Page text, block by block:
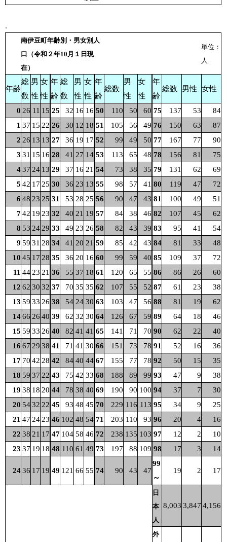
.
南伊豆町年齢別・男女別人
口（令和２年10月１日現
在）
単位：
人
年齢
総
数
男
性
女
性
年
齢
総
数
男
性
女
性
年
齢
総数
男
性
女
性
年
齢
総数 男性 女性
0 26 11 15 25 32 16 16 50 110 50 60 75 137 53
84
1 37 15 22 26 30 12 18 51 105 56 49 76 150 63
87
2 26 13 13 27 36 19 17 52 99 49 50 77 167 77
90
3 31 15 16 28 41 27 14 53 113 65 48 78 156 81
75
437 24 13 29 37 16 21 54 73 38 35 79 131 62
69
5 42 17 25 30 36 23 13 55 98 57 41 80 119 47
72
6 48 23 25 31 53 28 25 56 90 47 43 81 100 49
51
742 19 23 32 40 21 19 57 84 38 46 82 107 45
62
8 53 24 29 33 49 23 26 58 82 43 39 83 95 41
54
9 59 31 28 34 41 20 21 59 85 42 43 84 81 33
48
10 45 17 28 35 36 20 16 60 99 59 40 85 109 37
72
11 44 23 21 36 55 37 18 61 120 65 55 86 86 26
60
12 62 30 32 37 70 35 35 62 107 55 52 87 61 23
38
13 59 33 26 38 54 24 30 63 103 47 56 88 81 19
62
1466 26 40 39 62 32 30 64 126 67 59 89 64 18
46
15 59 33 26 40 82 41 41 65 141 71 70 90 62 22
40
16 67 29 38 41 71 41 30 66 151 73 78 91 52 16
36
17 70 42 28 42 84 40 44 67 155 77 78 92 50 15
35
18 59 37 22 43 75 42 33 68 188 89 99 93 47 9
38
19 38 18 20 44 78 38 40 69 190 90 100 94 37 7
30
20 5432 22 45 93 48 45 70 229 116 113 95 34 9
25
21 47 24 23 46 102 48 54 71 203 110 93 96 20 4
16
22 38 21 17 47 104 58 46 72 238 135 103 97 12 2
10
23 37 19 18 48 110 61 49 73 197 88 109 98 17 3 14
2436 17 19 49 121 66 55 74 90 43 47
99
～
19 2 17
日
本
人
8,003 3,847 4,156
外